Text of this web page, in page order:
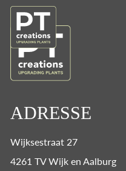
ADRESSE
Wijksestraat 27
4261 TV Wijk en Aalburg